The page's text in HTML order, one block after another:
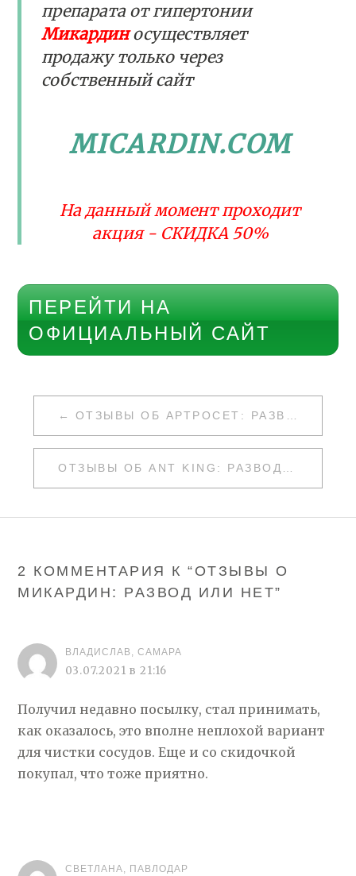
препарата от гипертонии
Микардиносуществляет
продажу только через
собственный сайт
MICARDIN.COM
На данный момент проходит
акция - СКИДКА 50%
ПЕРЕЙТИ НА
ОФИЦИАЛЬНЫЙ САЙТ
НАВИГАЦИЯ
ПО
ЗАПИСЯМ
ОТЗЫВЫ ОБ АРТРОСЕТ: РАЗВОД ИЛИ НЕТ
ОТЗЫВЫ ОБ ANT KING: РАЗВОД ИЛИ НЕТ
2 КОММЕНТАРИЯ К “ ОТЗЫВЫ О
МИКАРДИН: РАЗВОД ИЛИ НЕТ”
ВЛАДИСЛАВ, САМАРА
03.07.2021 в 21:16
Получил недавно посылку, стал принимать,
как оказалось, это вполне неплохой вариант
для чистки сосудов. Еще и со скидочкой
покупал, что тоже приятно.
СВЕТЛАНА, ПАВЛОДАР